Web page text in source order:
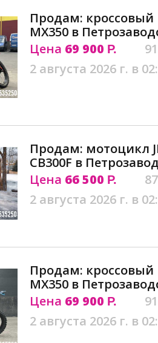
Продам: кроссовый
MX350 в
Цена 69 900 Р.
2 августа 2026 г. в
Продам: мотоцикл
CB300F в
Цена 66 500 Р.
2 августа 2026 г. в
Продам: кроссовый
MX350 в
Цена 69 900 Р.
2 августа 2026 г. в